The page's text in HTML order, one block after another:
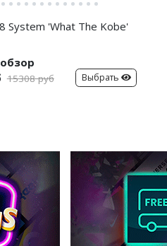
System 'What The Kobe'
15308 руб Выбрать